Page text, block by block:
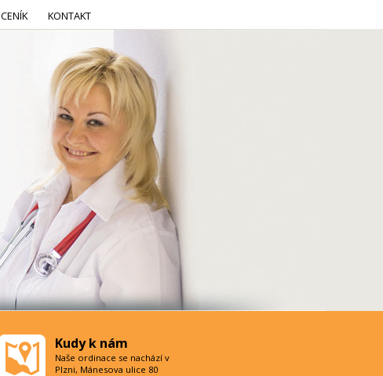
CENÍK KONTAKT
Kudy k nám
Naše ordinace se nachází v
Plzni, Mánesova ulice 80